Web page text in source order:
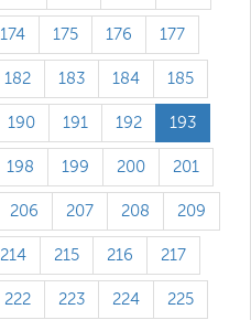
174 175 176 177
182 183 184 185
190 191 192 193
198 199 200 201
206 207 208 209
214 215 216 217
222 223 224 225